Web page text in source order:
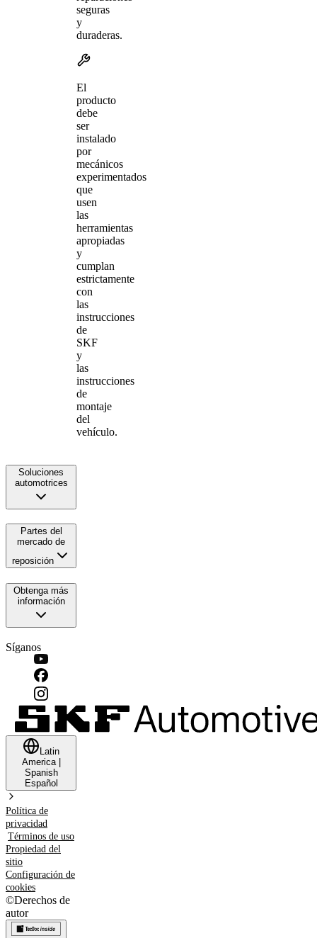
seguras
y
duraderas.
El
producto
debe
ser
instalado
por
mecánicos
experimentados
que
usen
las
herramientas
apropiadas
y
cumplan
estrictamente
con
las
instrucciones
de
SKF
y
las
instrucciones
de
montaje
del
vehículo.
Soluciones
automotrices
Partes del
mercado de
reposición
Obtenga más
información
Síganos
Latin
America|
Spanish
Español
Política de
privacidad
Términos de uso
Propiedad del
sitio
Configuración de
cookies
©Derechos de
autor